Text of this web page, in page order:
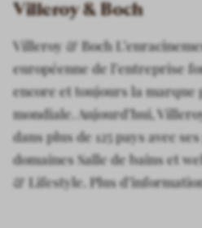
Villeroy & Boch
Villeroy & Boch
européenne de l’entreprise
encore et toujours la marque
mondiale. Aujourd’hui,
dans plus de 125 pays avec
domaines Salle de bains et
& Lifestyle. Plus